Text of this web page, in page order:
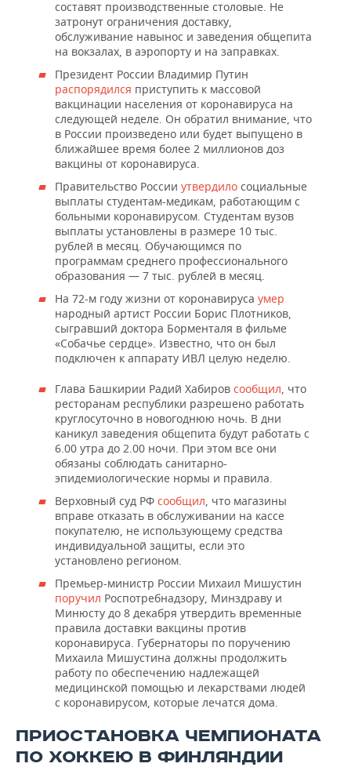
составят производственные столовые. Не
затронут ограничения доставку,
обслуживание навынос и заведения общепита
на вокзалах, в аэропорту и на заправках.
Президент России Владимир Путин
распорядился приступить к массовой
вакцинации населения от коронавируса на
следующей неделе. Он обратил внимание, что
в России произведено или будет выпущено в
ближайшее время более 2 миллионов доз
вакцины от коронавируса.
Правительство России утвердило социальные
выплаты студентам-медикам, работающим с
больными коронавирусом. Студентам вузов
выплаты установлены в размере 10 тыс.
рублей в месяц. Обучающимся по
программам среднего профессионального
образования — 7 тыс. рублей в месяц.
На 72-м году жизни от коронавируса умер
народный артист России Борис Плотников,
сыгравший доктора Борменталя в фильме
«Собачье сердце». Известно, что он был
подключен к аппарату ИВЛ целую неделю.
Глава Башкирии Радий Хабиров сообщил, что
ресторанам республики разрешено работать
круглосуточно в новогоднюю ночь. В дни
каникул заведения общепита будут работать с
6.00 утра до 2.00 ночи. При этом все они
обязаны соблюдать санитарно-
эпидемиологические нормы и правила.
Верховный суд РФ сообщил, что магазины
вправе отказать в обслуживании на кассе
покупателю, не использующему средства
индивидуальной защиты, если это
установлено регионом.
Премьер-министр России Михаил Мишустин
поручил Роспотребнадзору, Минздраву и
Минюсту до 8 декабря утвердить временные
правила доставки вакцины против
коронавируса. Губернаторы по поручению
Михаила Мишустина должны продолжить
работу по обеспечению надлежащей
медицинской помощью и лекарствами людей
с коронавирусом, которые лечатся дома.
ПРИОСТАНОВКА ЧЕМПИОНАТА
ПО ХОККЕЮ В ФИНЛЯНДИИ